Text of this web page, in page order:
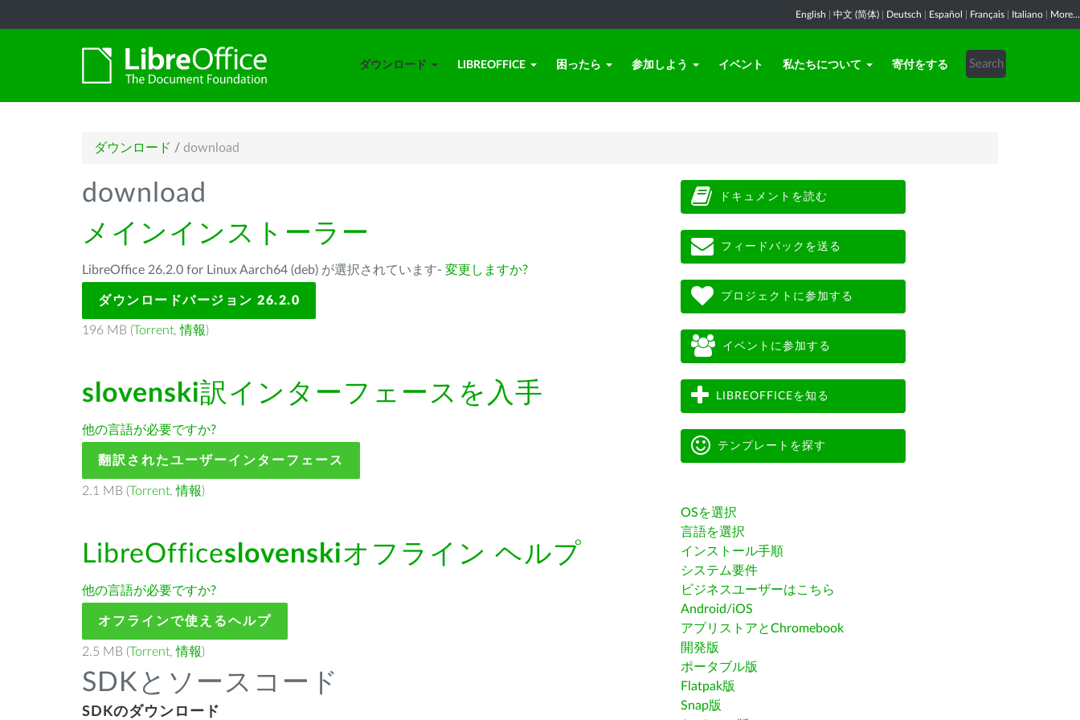
English 中文 (简体) Deutsch Español Français Italiano More...
ダウンロード LIBREOFFICE 困ったら 参加しよう イベント 私たちについて 寄付をする
ダウンロード / download
download
メインインストーラー
LibreOffice 26.2.0 for Linux Aarch64 (deb) が選択されています- 変更しますか?
ダウンロードバージョン 26.2.0
196 MB (Torrent,情報)
slovenski訳インターフェースを入手
他の言語が必要ですか?
翻訳されたユーザーインターフェース
2.1 MB (Torrent,情報)
LibreOfficeslovenskiオフライン ヘルプ
他の言語が必要ですか?
オフラインで使えるヘルプ
2.5 MB (Torrent,情報)
SDKとソースコード
SDKのダウンロード
ドキュメントを読む
フィードバックを送る
プロジェクトに参加する
イベントに参加する
LIBREOFFICEを知る
テンプレートを探す
OSを選択
言語を選択
インストール手順
システム要件
ビジネスユーザーはこちら
Android/iOS
アプリストアとChromebook
開発版
ポータブル版
Flatpak版
Snap版